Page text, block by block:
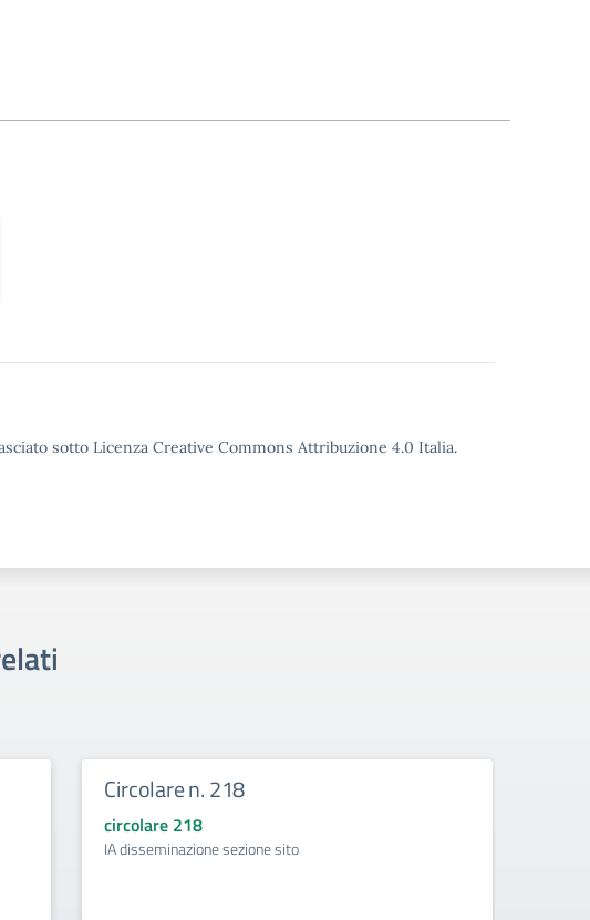
sotto Licenza Creative Commons Attribuzione 4.0 Italia.
Circolare n. 218
circolare 218
IA disseminazione sezione sito